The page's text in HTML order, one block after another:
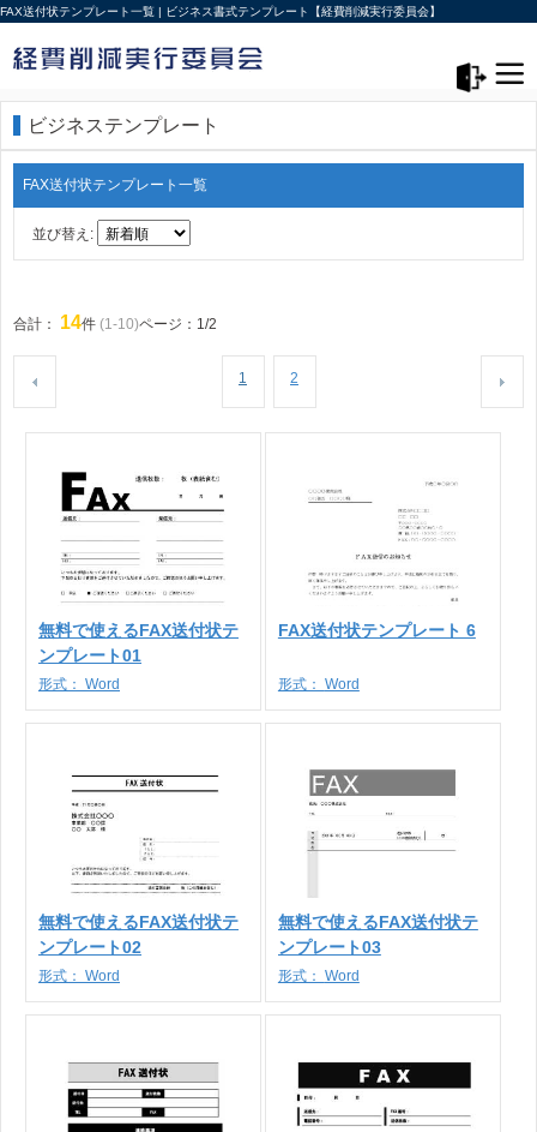
FAX送付状テンプレート一覧 | ビジネス書式テンプレート【経費削減実行委員会】
ビジネステンプレート
FAX送付状テンプレート一覧
並び替え:
合計： 14件 (1-10)ページ：1/2
1 2
無料で使えるFAX送付状テ
ンプレート01
形式： Word
FAX送付状テンプレート 6
形式： Word
無料で使えるFAX送付状テ
ンプレート02
形式： Word
無料で使えるFAX送付状テ
ンプレート03
形式： Word